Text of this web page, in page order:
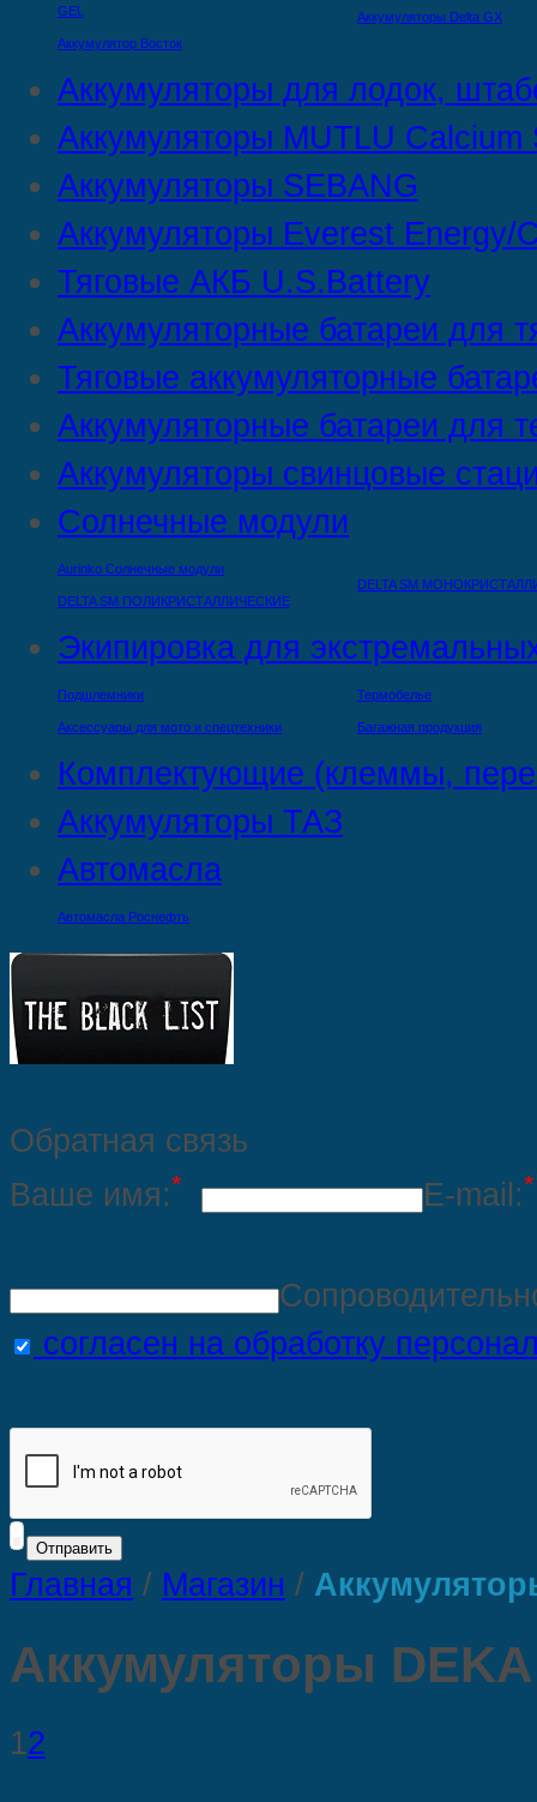
GEL
Аккумулятор Восток
Аккумуляторы Delta GX
Аккумуляторы для лодок,
Аккумуляторы MUTLU Calcium
Аккумуляторы SEBANG
Аккумуляторы Everest Energy/
Тяговые АКБ U.S.Battery
Аккумуляторные батареи для
Тяговые аккумуляторные
Аккумуляторные батареи для
Аккумуляторы свинцовые
Солнечные модули
Aurinko Солнечные модули
DELTA SM ПОЛИКРИСТАЛЛИЧЕСКИЕ
DELTA SM
Экипировка для
Подшлемники
Аксессуары для мото и спецтехники
Термобелье
Багажная продукция
Комплектующие (клеммы,
Аккумуляторы ТАЗ
Автомасла
Автомасла Роснефть
Обратная связь
Ваше имя:* E-mail:*
согласен на обработку
Главная / Магазин /
Аккумуляторы DEKA
12